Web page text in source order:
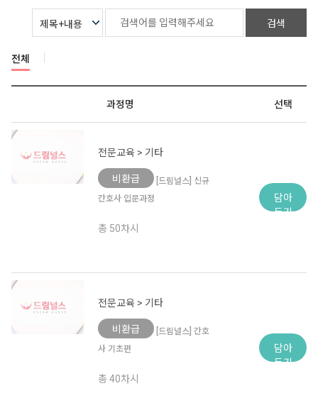
검색
전체
과정명 선택
전문교육 > 기타
비환급
[드림널스] 신규
간호사 입문과정
총 50차시
담아
두기
전문교육 > 기타
비환급
[드림널스] 간호
사 기초편
총 40차시
담아
두기